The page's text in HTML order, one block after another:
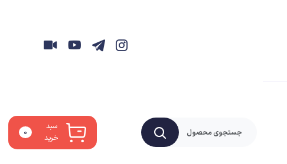
سبد
خرید
۰